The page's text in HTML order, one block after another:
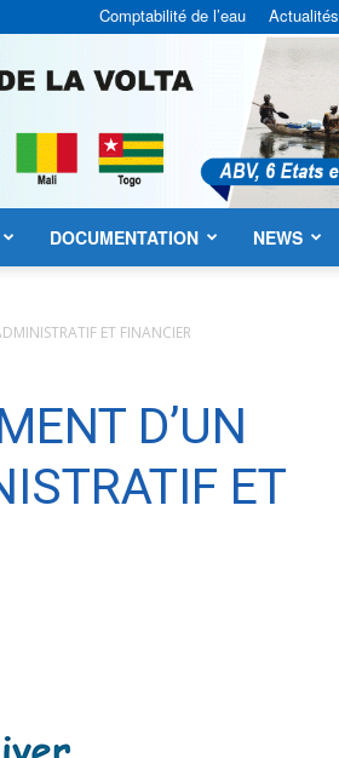
Comptabilité de l’eau Actualités
DOCUMENTATION NEWS
ET FINANCIER
D’UN
ET